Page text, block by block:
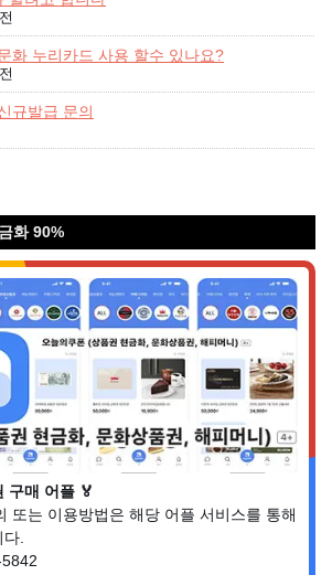
화 누리카드 사용 할수 있나요?
규발급 문의
화 90%
구매 어플 🏅
또는 이용방법은 해당 어플 서비스를 통해
다.